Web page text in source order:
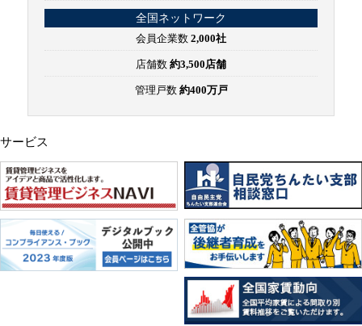
全国ネットワーク
会員企業数 2,000社
店舗数 約3,500店舗
管理戸数 約400万戸
サービス